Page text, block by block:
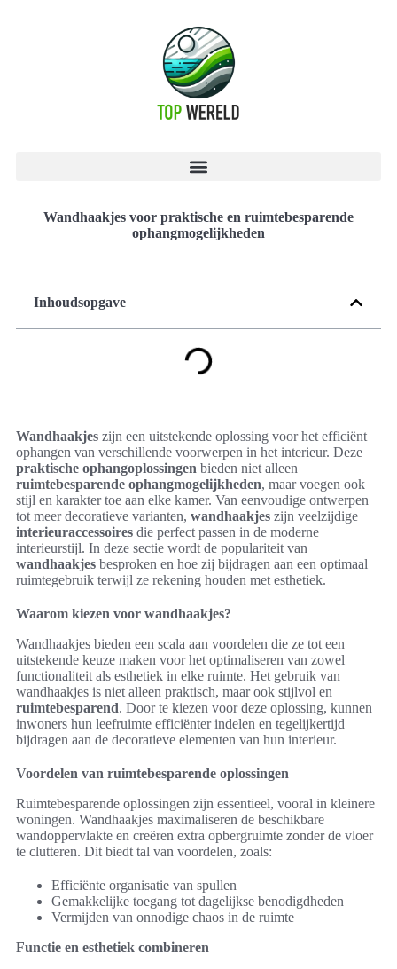
Wandhaakjes voor praktische en ruimtebesparende
ophangmogelijkheden
Inhoudsopgave
Wandhaakjes zijn een uitstekende oplossing voor het efficiënt
ophangen van verschillende voorwerpen in het interieur. Deze
praktische ophangoplossingen bieden niet alleen
ruimtebesparende ophangmogelijkheden, maar voegen ook
stijl en karakter toe aan elke kamer. Van eenvoudige ontwerpen
tot meer decoratieve varianten, wandhaakjes zijn veelzijdige
interieuraccessoires die perfect passen in de moderne
interieurstijl. In deze sectie wordt de populariteit van
wandhaakjes besproken en hoe zij bijdragen aan een optimaal
ruimtegebruik terwijl ze rekening houden met esthetiek.
Waarom kiezen voor wandhaakjes?
Wandhaakjes bieden een scala aan voordelen die ze tot een
uitstekende keuze maken voor het optimaliseren van zowel
functionaliteit als esthetiek in elke ruimte. Het gebruik van
wandhaakjes is niet alleen praktisch, maar ook stijlvol en
ruimtebesparend. Door te kiezen voor deze oplossing, kunnen
inwoners hun leefruimte efficiënter indelen en tegelijkertijd
bijdragen aan de decoratieve elementen van hun interieur.
Voordelen van ruimtebesparende oplossingen
Ruimtebesparende oplossingen zijn essentieel, vooral in kleinere
woningen. Wandhaakjes maximaliseren de beschikbare
wandoppervlakte en creëren extra opbergruimte zonder de vloer
te clutteren. Dit biedt tal van voordelen, zoals:
Efficiënte organisatie van spullen
Gemakkelijke toegang tot dagelijkse benodigdheden
Vermijden van onnodige chaos in de ruimte
Functie en esthetiek combineren